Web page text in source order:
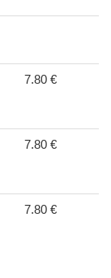
7.80 €
7.80 €
7.80 €